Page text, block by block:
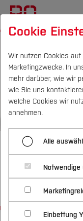
Campus
Studium
Vor dem
Bewerben &
Im Studium
Studienbüros
Nach dem
Profil
Forschungs-
Beratung &
Forschung
innovativ -
forschungsstark
Cookie
Wir nutzen Cookies
Marketingzwecke. In
mehr darüber, wie wir
wie Sie uns
welche Cookies wir
annehmen.
Alle
Notwendige
Einbettung